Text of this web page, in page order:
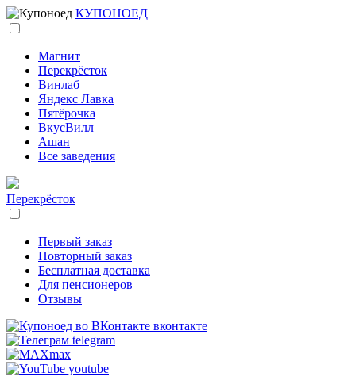
КУПОНОЕД
Магнит
Перекрёсток
Винлаб
Яндекс Лавка
Пятёрочка
ВкусВилл
Ашан
Все заведения
Перекрёсток
Первый заказ
Повторный заказ
Бесплатная доставка
Для пенсионеров
Отзывы
вконтакте
telegram
max
youtube